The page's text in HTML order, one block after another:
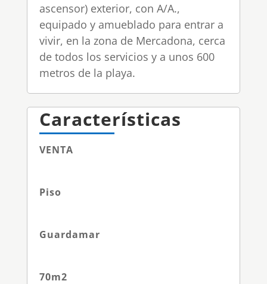
ascensor) exterior, con A/A.,
equipado y amueblado para entrar a
vivir, en la zona de Mercadona, cerca
de todos los servicios y a unos 600
metros de la playa.
Características
VENTA
Piso
Guardamar
70m2